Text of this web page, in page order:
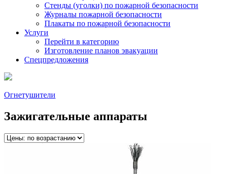
Стенды (уголки) по пожарной безопасности
Журналы пожарной безопасности
Плакаты по пожарной безопасности
Услуги
Перейти в категорию
Изготовление планов эвакуации
Спецпредложения
Огнетушители
Зажигательные аппараты